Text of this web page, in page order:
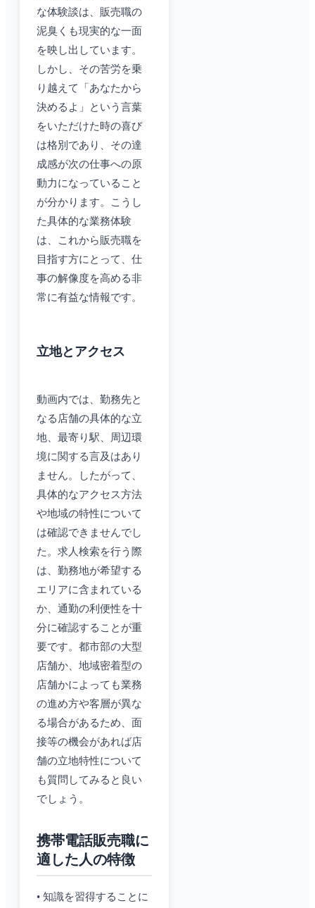
な体験談は、販売職の
泥臭くも現実的な一面
を映し出しています。
しかし、その苦労を乗
り越えて「あなたから
決めるよ」という言葉
をいただけた時の喜び
は格別であり、その達
成感が次の仕事への原
動力になっていること
が分かります。こうし
た具体的な業務体験
は、これから販売職を
目指す方にとって、仕
事の解像度を高める非
常に有益な情報です。
立地とアクセス
動画内では、勤務先と
なる店舗の具体的な立
地、最寄り駅、周辺環
境に関する言及はあり
ません。したがって、
具体的なアクセス方法
や地域の特性について
は確認できませんでし
た。求人検索を行う際
は、勤務地が希望する
エリアに含まれている
か、通勤の利便性を十
分に確認することが重
要です。都市部の大型
店舗か、地域密着型の
店舗かによっても業務
の進め方や客層が異な
る場合があるため、面
接等の機会があれば店
舗の立地特性について
も質問してみると良い
でしょう。
携帯電話販売職に
適した人の特徴
• 知識を習得することに